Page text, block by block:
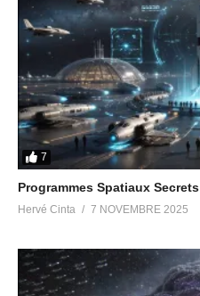
Radio Pléiades #38 –
Divulgation et Spiritualité
dans la Bande Dessinée
18 mai 2022
Dans "Radio Pléiades"
7
Programmes Spatiaux Secrets
Hervé Cinta 7 NOVEMBRE 2025